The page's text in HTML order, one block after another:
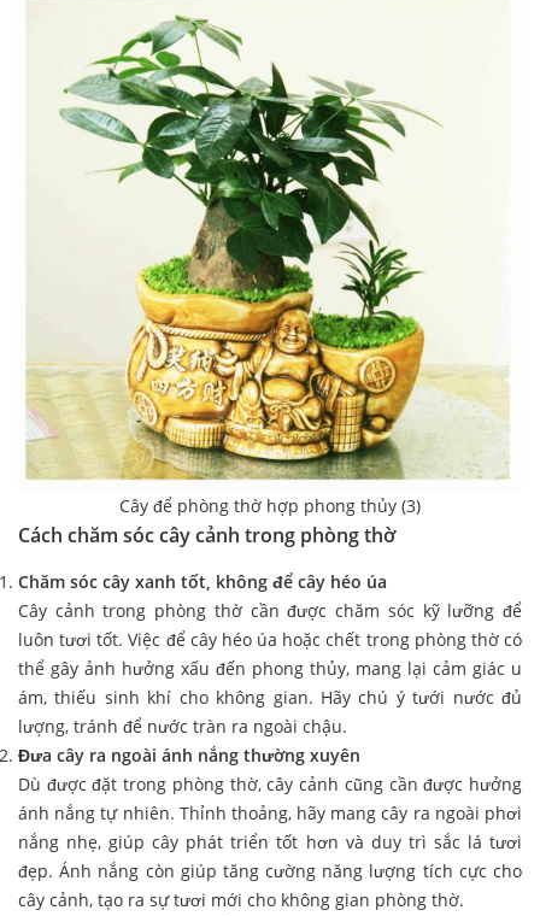
Cây để phòng thờ hợp phong thủy (3)
Cách chăm sóc cây cảnh trong phòng thờ
Chăm sóc cây xanh tốt, không để cây héo úa
Cây cảnh trong phòng thờ cần được chăm sóc kỹ lưỡng để
luôn tươi tốt. Việc để cây héo úa hoặc chết trong phòng thờ có
thể gây ảnh hưởng xấu đến phong thủy, mang lại cảm giác u
ám, thiếu sinh khí cho không gian. Hãy chú ý tưới nước đủ
lượng, tránh để nước tràn ra ngoài chậu.
Đưa cây ra ngoài ánh nắng thường xuyên
Dù được đặt trong phòng thờ, cây cảnh cũng cần được hưởng
ánh nắng tự nhiên. Thỉnh thoảng, hãy mang cây ra ngoài phơi
nắng nhẹ, giúp cây phát triển tốt hơn và duy trì sắc lá tươi
đẹp. Ánh nắng còn giúp tăng cường năng lượng tích cực cho
cây cảnh, tạo ra sự tươi mới cho không gian phòng thờ.